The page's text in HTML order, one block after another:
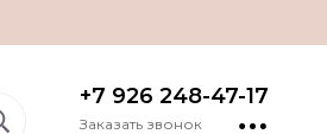
+7 926 248-47-17
Заказать звонок